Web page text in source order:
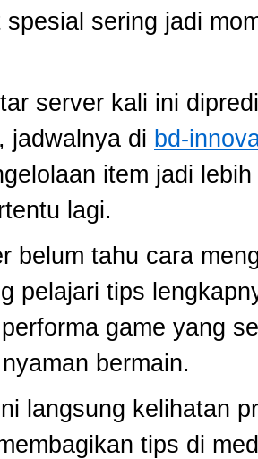
spesial sering jadi
server kali ini
jadwalnya di bd-
item jadi
lagi.
belum tahu cara
pelajari tips
game yang
bermain.
langsung kelihatan
tips di